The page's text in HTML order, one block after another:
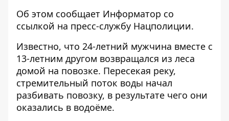
Об этом сообщает Информатор со
ссылкой на пресс-службу Нацполиции.
Известно, что 24-летний мужчина вместе с
13-летним другом возвращался из леса
домой на повозке. Пересекая реку,
стремительный поток воды начал
разбивать повозку, в результате чего они
оказались в водоёме.